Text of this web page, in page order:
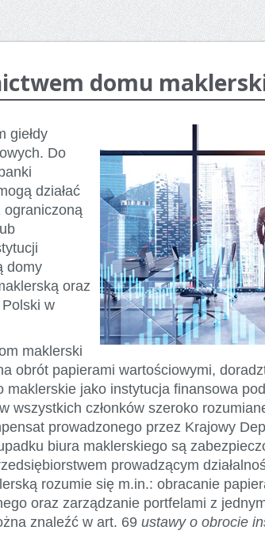
domu
giełdy
Do
działać
ograniczoną
domy
oraz
w
maklerski
obrót papierami wartościowymi,
jako instytucja finansowa
członków szeroko
prowadzonego przez Krajowy
biura maklerskiego są
prowadzącym
rozumie się m.in.: obracanie
oraz zarządzanie portfelami z
znaleźć w art. 69 ustawy o obrocie